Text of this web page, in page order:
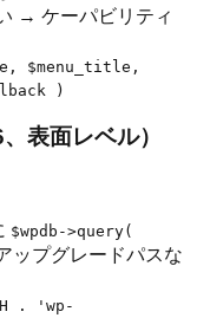
→ ケーパビリティ
$menu_title,
)
表面レベル）
$wpdb->query(
ップグレードパスな
. 'wp-